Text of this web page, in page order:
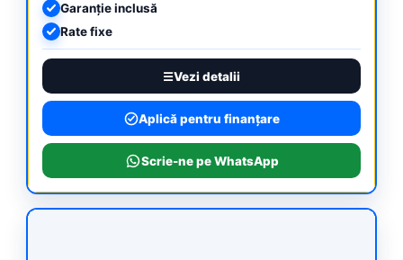
Garanție inclusă
Rate fixe
Vezi detalii
Aplică pentru finanțare
Scrie-ne pe WhatsApp